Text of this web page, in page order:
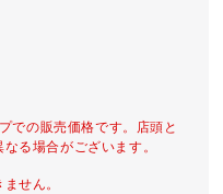
での販売価格です。店頭と
る場合がございます。
せん。